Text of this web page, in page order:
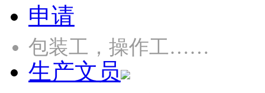
申请
包装工，操作工……
生产文员